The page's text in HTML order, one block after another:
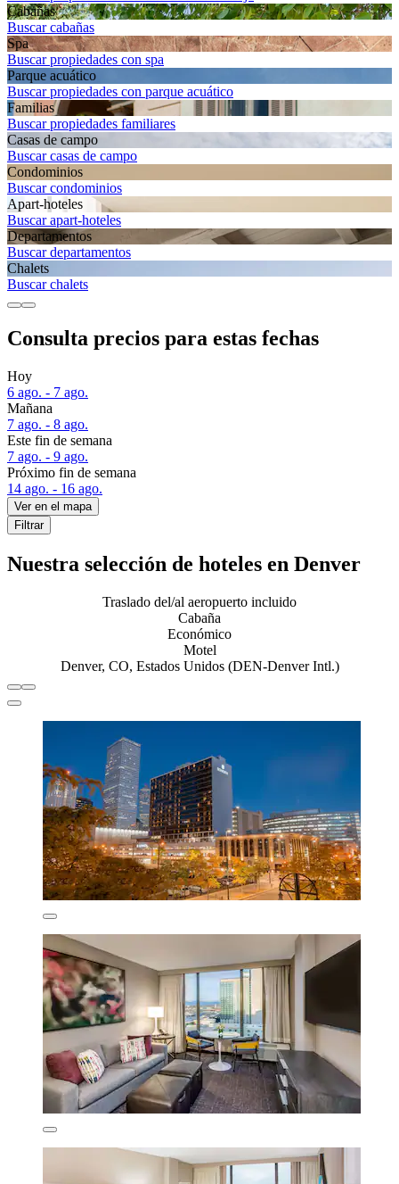
Cabañas
Buscar cabañas
Spa
Buscar propiedades con spa
Parque acuático
Buscar propiedades con parque acuático
Familias
Buscar propiedades familiares
Casas de campo
Buscar casas de campo
Condominios
Buscar condominios
Apart-hoteles
Buscar apart-hoteles
Departa­mentos
Buscar departamentos
Chalets
Buscar chalets
Consulta precios para estas fechas
Hoy
6 ago. - 7 ago.
Mañana
7 ago. - 8 ago.
Este fin de semana
7 ago. - 9 ago.
Próximo fin de semana
14 ago. - 16 ago.
Ver en el mapa
Filtrar
Nuestra selección de hoteles en Denver
Traslado del/al aeropuerto incluido
Cabaña
Económico
Motel
Denver, CO, Estados Unidos (DEN-Denver Intl.)